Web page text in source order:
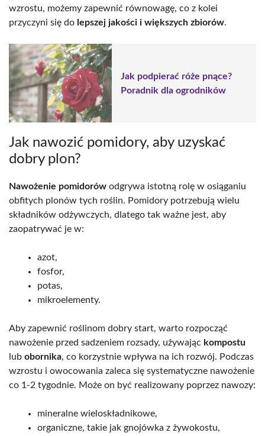
wzrostu, możemy zapewnić równowagę, co z kolei
przyczyni się do lepszej jakości i większych zbiorów.
Jak podpierać róże pnące?
Poradnik dla ogrodników
Jak nawozić pomidory, aby uzyskać
dobry plon?
Nawożenie pomidorów odgrywa istotną rolę w osiąganiu
obfitych plonów tych roślin. Pomidory potrzebują wielu
składników odżywczych, dlatego tak ważne jest, aby
zaopatrywać je w:
azot,
fosfor,
potas,
mikroelementy.
Aby zapewnić roślinom dobry start, warto rozpocząć
nawożenie przed sadzeniem rozsady, używając kompostu
lub obornika, co korzystnie wpływa na ich rozwój. Podczas
wzrostu i owocowania zaleca się systematyczne nawożenie
co 1-2 tygodnie. Może on być realizowany poprzez nawozy:
mineralne wieloskładnikowe,
organiczne, takie jak gnojówka z żywokostu,